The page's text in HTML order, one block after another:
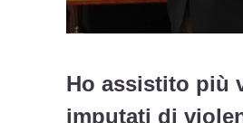
Ho assistito più
imputati di